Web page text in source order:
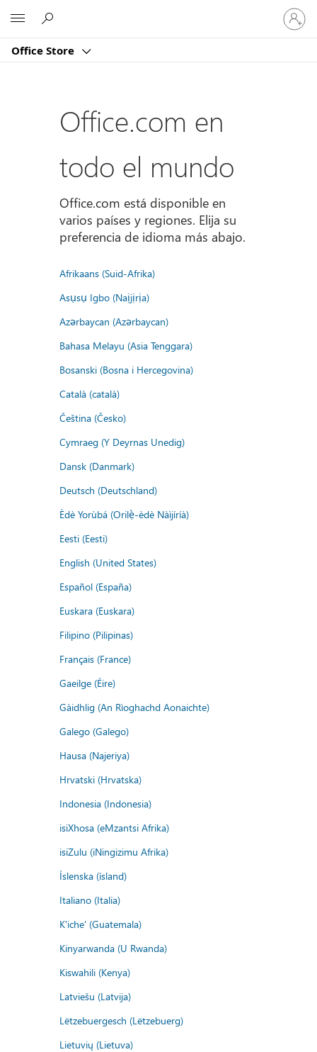
Office Store
Iniciar
sesión
en
cuenta
Office.com en
todo el mundo
Office.com está disponible en
varios países y regiones. Elija su
preferencia de idioma más abajo.
Afrikaans (Suid-Afrika)
Asụsụ Igbo (Naịjịrịa)
Azərbaycan (Azərbaycan)
Bahasa Melayu (Asia Tenggara)
Bosanski (Bosna i Hercegovina)
Català (català)
Čeština (Česko)
Cymraeg (Y Deyrnas Unedig)
Dansk (Danmark)
Deutsch (Deutschland)
Èdè Yorùbá (Orilẹ̀-èdè Nàìjíríà)
Eesti (Eesti)
English (United States)
Español (España)
Euskara (Euskara)
Filipino (Pilipinas)
Français (France)
Gaeilge (Éire)
Gàidhlig (An Rìoghachd Aonaichte)
Galego (Galego)
Hausa (Najeriya)
Hrvatski (Hrvatska)
Indonesia (Indonesia)
isiXhosa (eMzantsi Afrika)
isiZulu (iNingizimu Afrika)
Íslenska (ísland)
Italiano (Italia)
K'iche' (Guatemala)
Kinyarwanda (U Rwanda)
Kiswahili (Kenya)
Latviešu (Latvija)
Lëtzebuergesch (Lëtzebuerg)
Lietuvių (Lietuva)